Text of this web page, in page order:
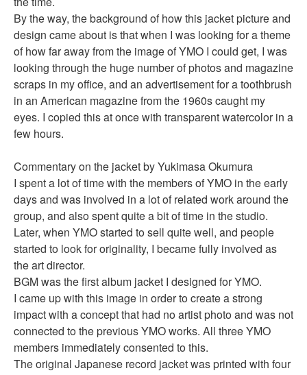
By the way, the background of how this jacket picture and
design came about is that when I was looking for a theme
of how far away from the image of YMO I could get, I was
looking through the huge number of photos and magazine
scraps in my office, and an advertisement for a toothbrush
in an American magazine from the 1960s caught my
eyes. I copied this at once with transparent watercolor in a
few hours.
Commentary on the jacket by Yukimasa Okumura
I spent a lot of time with the members of YMO in the early
days and was involved in a lot of related work around the
group, and also spent quite a bit of time in the studio.
Later, when YMO started to sell quite well, and people
started to look for originality, I became fully involved as
the art director.
BGM was the first album jacket I designed for YMO.
I came up with this image in order to create a strong
impact with a concept that had no artist photo and was not
connected to the previous YMO works. All three YMO
members immediately consented to this.
The original Japanese record jacket was printed with four